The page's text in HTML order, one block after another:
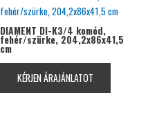
DIAMENT DI-K3/4 komód,
fehér/szürke, 204,2x86x41,5
cm
KÉRJEN ÁRAJÁNLATOT